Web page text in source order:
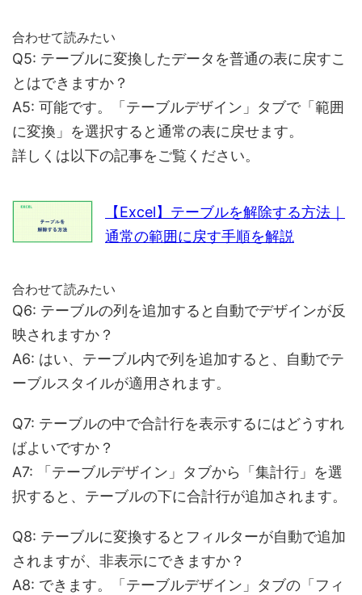
合わせて読みたい
Q5: テーブルに変換したデータを普通の表に戻すこ
とはできますか？
A5: 可能です。「テーブルデザイン」タブで「範囲
に変換」を選択すると通常の表に戻せます。
詳しくは以下の記事をご覧ください。
【Excel】テーブルを解除する方法｜
通常の範囲に戻す手順を解説
合わせて読みたい
Q6: テーブルの列を追加すると自動でデザインが反
映されますか？
A6: はい、テーブル内で列を追加すると、自動でテ
ーブルスタイルが適用されます。
Q7: テーブルの中で合計行を表示するにはどうすれ
ばよいですか？
A7: 「テーブルデザイン」タブから「集計行」を選
択すると、テーブルの下に合計行が追加されます。
Q8: テーブルに変換するとフィルターが自動で追加
されますが、非表示にできますか？
A8: できます。「テーブルデザイン」タブの「フィ